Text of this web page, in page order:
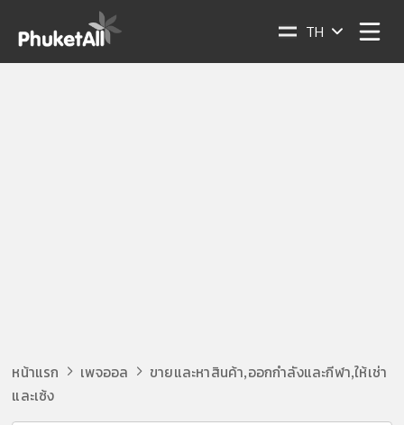
TH
หน้าแรก เพจออล ขายและหาสินค้า,ออกกำลังและกีฬา,ให้เช่า
และเซ้ง